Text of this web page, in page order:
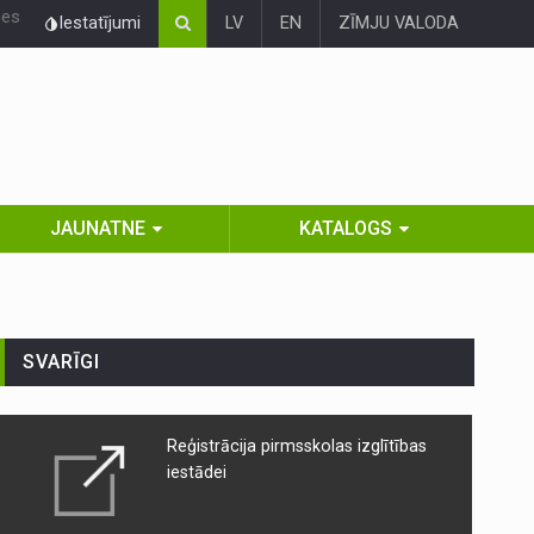
Iestatījumi LV EN ZĪMJU VALODA
JAUNATNE KATALOGS
SVARĪGI
Reģistrācija pirmsskolas izglītības
iestādei